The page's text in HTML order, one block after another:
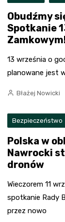
Obudźmy
Spotkanie
13 września o
planowane jest
Błażej Nowicki
Bezpieczeństwo
Polska w
Nawrocki
dronów
Wieczorem 11
spotkanie Rady
przez nowo